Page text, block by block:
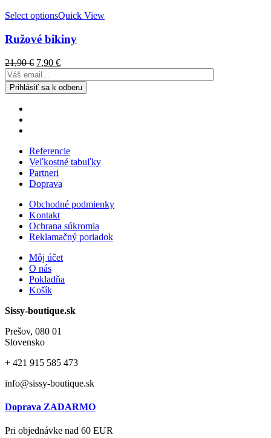
Select optionsQuick View
Ružové bikiny
21,90€ 7,90 €
Referencie
Veľkostné tabuľky
Partneri
Doprava
Obchodné podmienky
Kontakt
Ochrana súkromia
Reklamačný poriadok
Môj účet
O nás
Pokladňa
Košík
Sissy-boutique.sk
Prešov, 080 01
Slovensko
+ 421 915 585 473
info@sissy-boutique.sk
Doprava ZADARMO
Pri objednávke nad 60 EUR